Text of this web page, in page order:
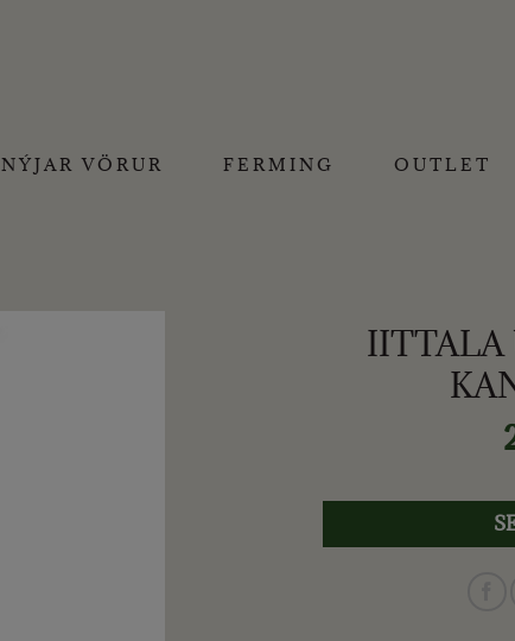
NÝJAR VÖRUR FERMING OUTLET
IITTALA